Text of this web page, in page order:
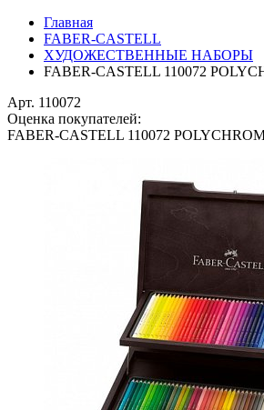
Главная
FABER-CASTELL
ХУДОЖЕСТВЕННЫЕ НАБОРЫ
FABER-CASTELL 110072
Арт. 110072
Оценка покупателей:
FABER-CASTELL 110072